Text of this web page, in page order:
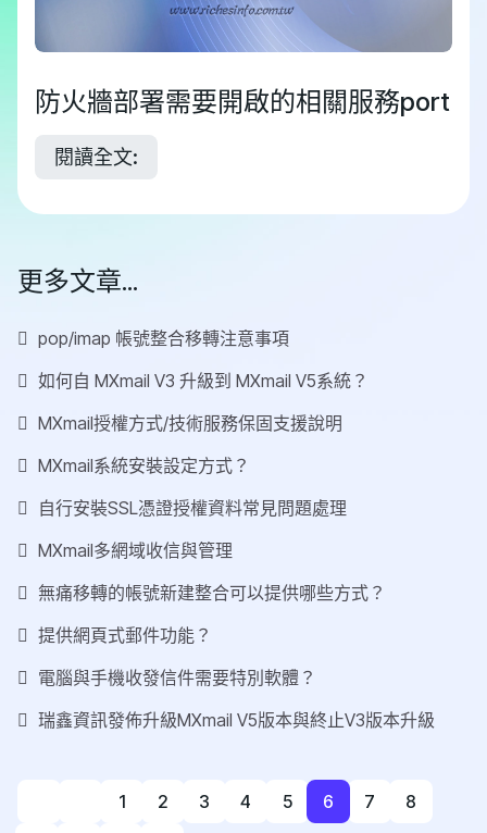
防火牆部署需要開啟的相關服務port
閱讀全文:
更多文章...
pop/imap 帳號整合移轉注意事項
如何自 MXmail V3 升級到 MXmail V5系統？
MXmail授權方式/技術服務保固支援說明
MXmail系統安裝設定方式？
自行安裝SSL憑證授權資料常見問題處理
MXmail多網域收信與管理
無痛移轉的帳號新建整合可以提供哪些方式？
提供網頁式郵件功能？
電腦與手機收發信件需要特別軟體？
瑞鑫資訊發佈升級MXmail V5版本與終止V3版本升級
1 2 3 4 5 6 7 8